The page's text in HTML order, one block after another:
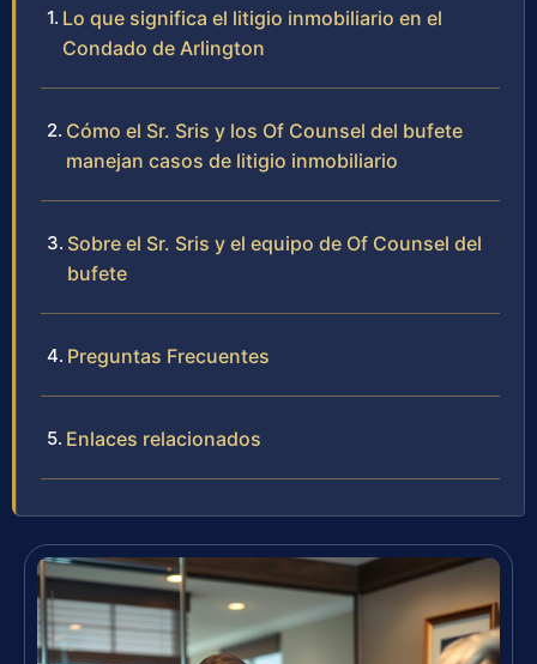
Lo que significa el litigio inmobiliario en el
Condado de Arlington
Cómo el Sr. Sris y los Of Counsel del bufete
manejan casos de litigio inmobiliario
Sobre el Sr. Sris y el equipo de Of Counsel del
bufete
Preguntas Frecuentes
Enlaces relacionados